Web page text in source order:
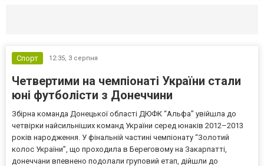
Спорт 12:35, 3 серпня
Четвертими на чемпіонаті України стали
юні футболісти з Донеччини
Збірна команда Донецької області ДЮФК “Альфа” увійшла до
четвірки найсильніших команд України серед юнаків 2012–2013
років народження. У фінальній частині чемпіонату “Золотий
колос України”, що проходила в Береговому на Закарпатті,
донеччани впевнено подолали груповий етап, дійшли до